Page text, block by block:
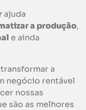
ajuda
a produção,
e ainda
a
negócio rentável
nossas
são as melhores